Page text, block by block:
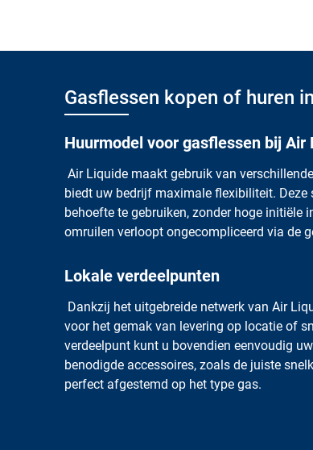
Gasflessen kopen of huren
Huurmodel voor gasflessen bij Air
Air Liquide maakt gebruik van
biedt uw bedrijf maximale flexibiliteit.
behoefte te gebruiken, zonder hoge initiële
omruilen verloopt ongecompliceerd via de
Lokale verdeelpunten
Dankzij het uitgebreide netwerk van Air
voor het gemak van levering op locatie of
verdeelpunt kunt u bovendien eenvoudig
benodigde accessoires, zoals de juiste
perfect afgestemd op het type gas.